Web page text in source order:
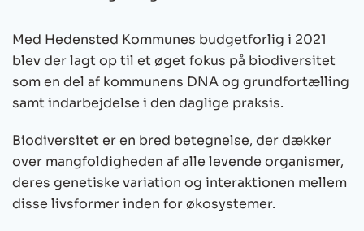
Med Hedensted Kommunes budgetforlig i 2021
blev der lagt op til et øget fokus på biodiversitet
som en del af kommunens DNA og grundfortælling
samt indarbejdelse i den daglige praksis.
Biodiversitet er en bred betegnelse, der dækker
over mangfoldigheden af alle levende organismer,
deres genetiske variation og interaktionen mellem
disse livsformer inden for økosystemer.